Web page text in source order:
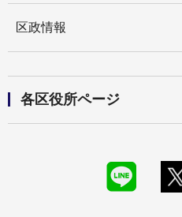
区政情報
各区役所ページ